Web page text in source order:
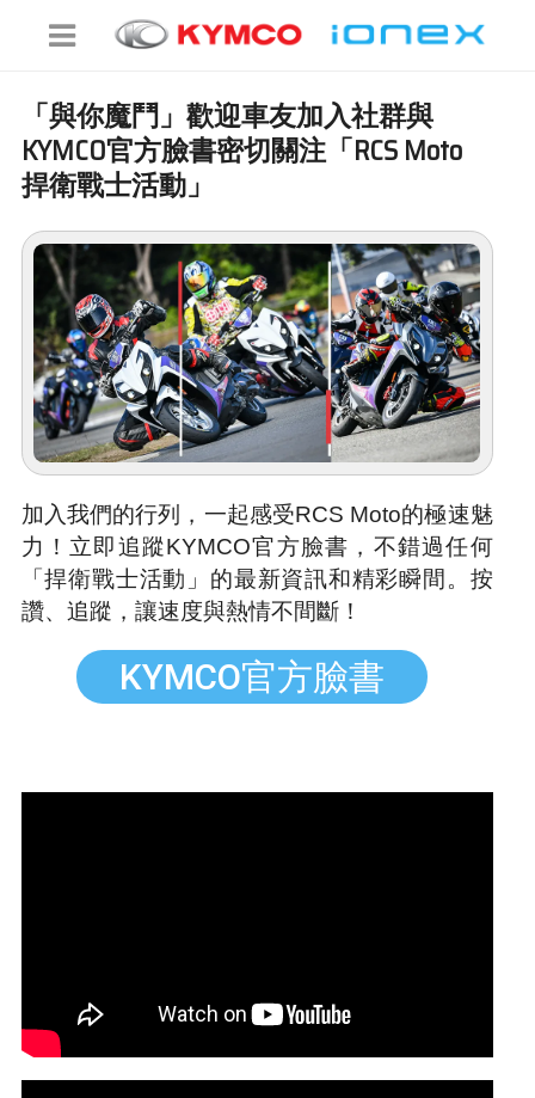
「與你魔鬥」歡迎車友加入社群與
KYMCO官方臉書密切關注「RCS Moto
捍衛戰士活動」
加入我們的行列，一起感受RCS Moto的極速魅
力！立即追蹤KYMCO官方臉書，不錯過任何
「捍衛戰士活動」的最新資訊和精彩瞬間。按
讚、追蹤，讓速度與熱情不間斷！
KYMCO官方臉書